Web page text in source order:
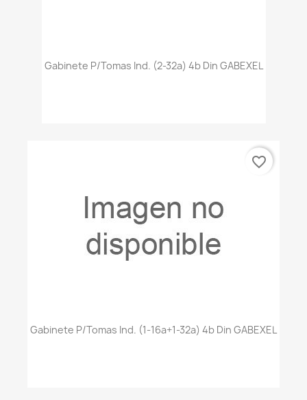
Gabinete P/tomas Ind. (2-32a) 4b Din GABEXEL
Gabinete P/tomas Ind. (1-16a+1-32a) 4b Din GABEXEL
favorite_border